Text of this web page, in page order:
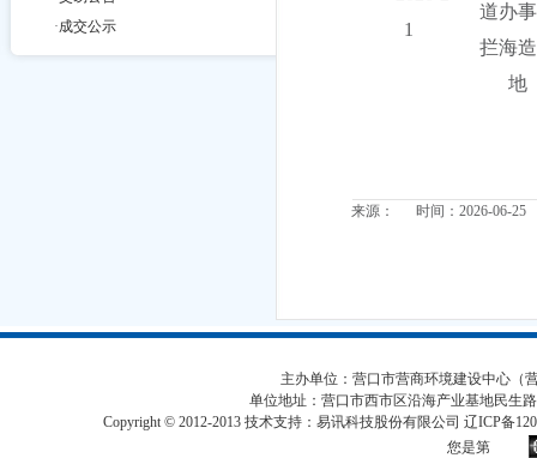
·成交公示
1
道办
拦海
地
来源： 时间：2026-06-25
主办单位：营口市营商环境建设中心（
单位地址：营口市西市区沿海产业基地民生
Copyright © 2012-2013 技术支持：易讯科技股份有限公司 辽ICP备
您是第